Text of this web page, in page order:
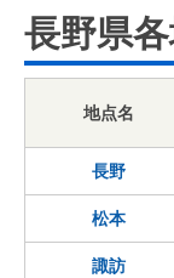
長野県
地点名
長野
松本
諏訪